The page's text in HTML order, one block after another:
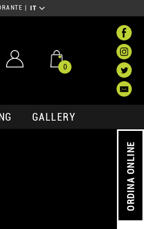
IT
0
GALLERY
ORDINA ONLINE